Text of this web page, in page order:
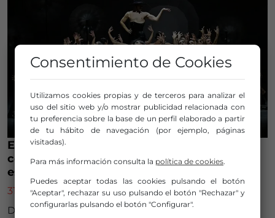
El Festival Temudas celebra su 30ª edición
con el Ballet Nacional de España como gran
estreno
31 de julio de 2026
Del 10 al 26 de septiembre en diveros escenarios de
Consentimiento de Cookies
Utilizamos cookies propias y de terceros para analizar el
uso del sitio web y/o mostrar publicidad relacionada con
tu preferencia sobre la base de un perfil elaborado a partir
de tu hábito de navegación (por ejemplo, páginas
visitadas).
Para más información consulta la política de cookies.
Puedes aceptar todas las cookies pulsando el botón
"Aceptar", rechazar su uso pulsando el botón "Rechazar" y
configurarlas pulsando el botón "Configurar".